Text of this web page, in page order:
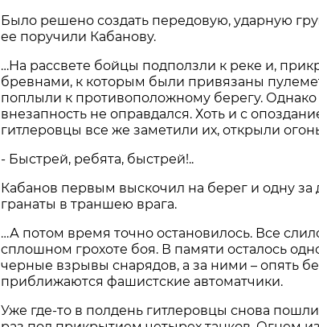
Было решено создать передовую, ударную
ее поручили Кабанову.
…На рассвете бойцы подползли к реке и,
бревнами, к которым были привязаны
поплыли к противоположному берегу. Однако
внезапность не оправдался. Хоть и с
гитлеровцы все же заметили их, открыли
- Быстрей, ребята, быстрей!..
Кабанов первым выскочил на берег и одну за
гранаты в траншею врага.
…А потом время точно остановилось. Все
сплошном грохоте боя. В памяти осталось
черные взрывы снарядов, а за ними – опять
приближаются фашистские автоматчики.
Уже где-то в полдень гитлеровцы снова пошли